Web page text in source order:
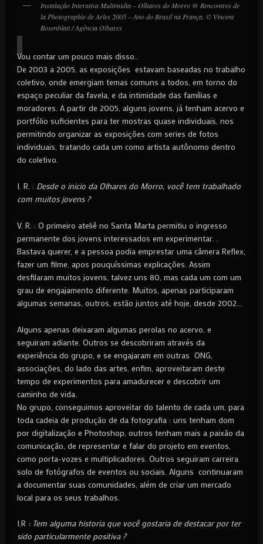
Instalação Interativa Multimidia – Olhares do Morro @ Rencontres de
la Photographie de Arles 2005 – Ano do Brasil na França. © Vincent
Rosenblatt / Agência Olhares
Vou contar um pouco mais disso..
De 2003 a 2005, as exposições estavam baseadas no trabalho
coletivo, onde emergiam temas comuns a todos, em torno do
espaço peculiar da favela, e da intimidade das famílias e
moradores. A partir de 2005, alguns jovens, já tenham acervo e
portfólio suficientes para ter mostras quase individuais, nos
permitindo organizar as exposições com series de fotos
individuais, tratando cada um como artista autônomo dentro
do coletivo.
I. R. : Desde o inicio da Olhares do Morro, você tem trabalhado
com muitos jovens ?
V. R. : O primeiro ateliê no Santa Marta permitiu o ingresso
permanente dos jovens interessados em experimentar. .
Bastava querer, e a pessoa podia emprestar uma câmera Reflex,
fazer um filme, apos pouquíssimas explicações. Assim
desfilaram muitos jovens, talvez uns 80, mas cada um com um
grau de engajamento diferente. Muitos, apenas participaram
algumas semanas, outros, estão juntos até hoje, desde 2002…
Alguns apenas deixaram algumas perolas no acervo, e
seguiram adiante. Outros se descobriram através da
experiência do grupo, e se engajaram em outras ONG,
associações, do lado das artes, enfim, aproveitaram deste
tempo de experimentos para amadurecer e descobrir um
caminho de vida.
No grupo, conseguimos aproveitar do talento de cada um, para
toda cadeia de produção de da fotografia : uns tenham dom
por digitalização e Photoshop, outros tenham mais a paixão da
comunicação, de representar e falar do projeto em eventos,
como porta-vozes e multiplicadores. Outros seguiram carreira
solo de fotógrafos de eventos ou sociais. Alguns continuaram
a documentar suas comunidades, além de criar um mercado
local para os seus trabalhos.
I.R : Tem alguma historia que você gostaria de destacar por ter
sido particularmente positiva ?